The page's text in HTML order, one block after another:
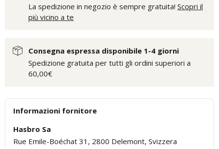
La spedizione in negozio è sempre gratuita! Scopri il
più vicino a te
Consegna espressa disponibile 1-4 giorni
Spedizione gratuita per tutti gli ordini superiori a
60,00€
Informazioni fornitore
Hasbro Sa
Rue Emile-Boéchat 31, 2800 Delemont, Svizzera